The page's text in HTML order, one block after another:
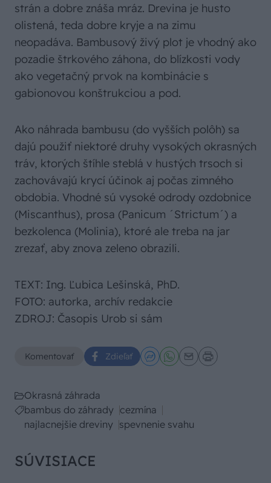
strán a dobre znáša mráz. Drevina je husto
olistená, teda dobre kryje a na zimu
neopadáva. Bambusový živý plot je vhodný ako
pozadie štrkového záhona, do blízkosti vody
ako vegetačný prvok na kombinácie s
gabionovou konštrukciou a pod.
Ako náhrada bambusu (do vyšších polôh) sa
dajú použiť niektoré druhy vysokých okrasných
tráv, ktorých štíhle steblá v hustých trsoch si
zachovávajú krycí účinok aj počas zimného
obdobia. Vhodné sú vysoké odrody ozdobnice
(Miscanthus), prosa (Panicum ´Strictum´) a
bezkolenca (Molinia), ktoré ale treba na jar
zrezať, aby znova zeleno obrazili.
TEXT: Ing. Ľubica Lešinská, PhD.
FOTO: autorka, archív redakcie
ZDROJ: Časopis Urob si sám
Komentovať Zdieľať
Okrasná záhrada
bambus do záhrady cezmína
najlacnejšie dreviny spevnenie svahu
SÚVISIACE